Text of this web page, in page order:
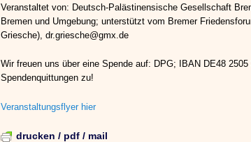
Veranstaltet von: Deutsch-Palästinensische Gesellschaft
Bremen und Umgebung; unterstützt vom Bremer
Griesche), dr.griesche@gmx.de
Wir freuen uns über eine Spende auf: DPG; IBAN DE48
Spendenquittungen zu!
Veranstaltungsflyer hier
drucken / pdf / mail